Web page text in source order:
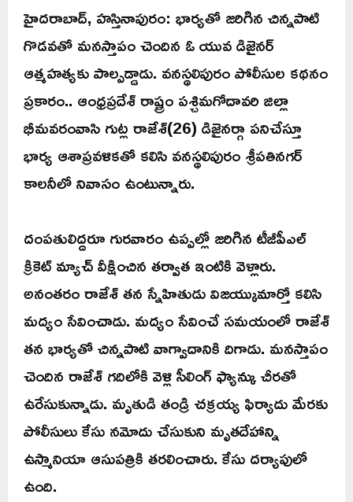
హైదరాబాద్, హస్తినాపురం: భార్యతో జరిగిన చిన్నపాటి
గొడవతో మనస్తాపం చెందిన ఓ యువ డిజైనర్
ఆత్మహత్యకు పాల్పడ్డాడు. వనస్థలిపురం పోలీసుల కథనం
ప్రకారం.. ఆంధ్రప్రదేశ్ రాష్ట్రం పశ్చిమగోదావరి జిల్లా
భీమవరంవాసి గుట్ల రాజేశ్(26) డిజైనర్గా పనిచేస్తూ
భార్య ఆశాప్రవళికతో కలిసి వనస్థలిపురం శ్రీపతినగర్
కాలనీలో నివాసం ఉంటున్నారు.
దంపతులిద్దరూ గురవారం ఉప్పల్లో జరిగిన టీజీపీఎల్
క్రికెట్ మ్యాచ్ వీక్షించిన తర్వాత ఇంటికి వెళ్లారు.
అనంతరం రాజేశ్ తన స్నేహితుడు విజయ్కుమార్తో కలిసి
మద్యం సేవించాడు. మద్యం సేవించే సమయంలో రాజేశ్
తన భార్యతో చిన్నపాటి వాగ్వాదానికి దిగాడు. మనస్తాపం
చెందిన రాజేశ్ గదిలోకి వెళ్లి సీలింగ్ ఫ్యాన్కు చీరతో
ఉరేసుకున్నాడు. మృతుడి తండ్రి చక్రయ్య ఫిర్యాదు మేరకు
పోలీసులు కేసు నమోదు చేసుకుని మృతదేహాన్ని
ఉస్మానియా ఆసుపత్రికి తరలించారు. కేసు దర్యాపులో
ఉంది.